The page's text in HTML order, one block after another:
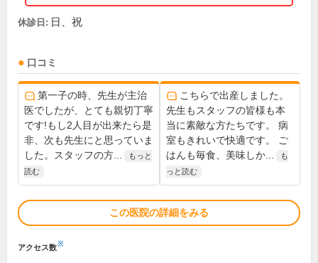
休診日: 日、祝
口コミ
第一子の時、先生が主治
医でしたが、とても親切丁寧
です!もし2人目が出来たら是
非、次も先生にと思っていま
した。スタッフの方...
もっと
読む
こちらで出産しました。
先生もスタッフの皆様も本
当に素敵な方たちです。 病
室もきれいで快適です。 ご
はんも毎食、美味しか...
も
っと読む
この医院の詳細をみる
アクセス数※